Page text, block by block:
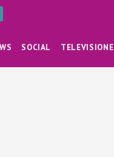
SOCIAL TELEVISIONE